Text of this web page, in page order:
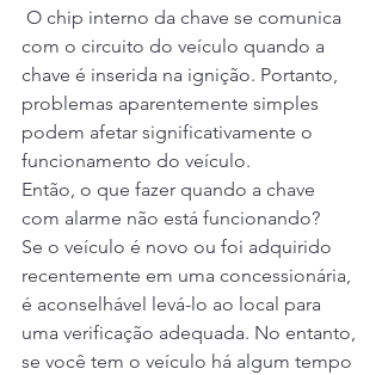
com o circuito do veículo quando a
chave é inserida na ignição. Portanto,
problemas aparentemente simples
podem afetar significativamente o
funcionamento do veículo.
Então, o que fazer quando a chave
com alarme não está funcionando?
Se o veículo é novo ou foi adquirido
recentemente em uma concessionária,
é aconselhável levá-lo ao local para
uma verificação adequada. No entanto,
se você tem o veículo há algum tempo